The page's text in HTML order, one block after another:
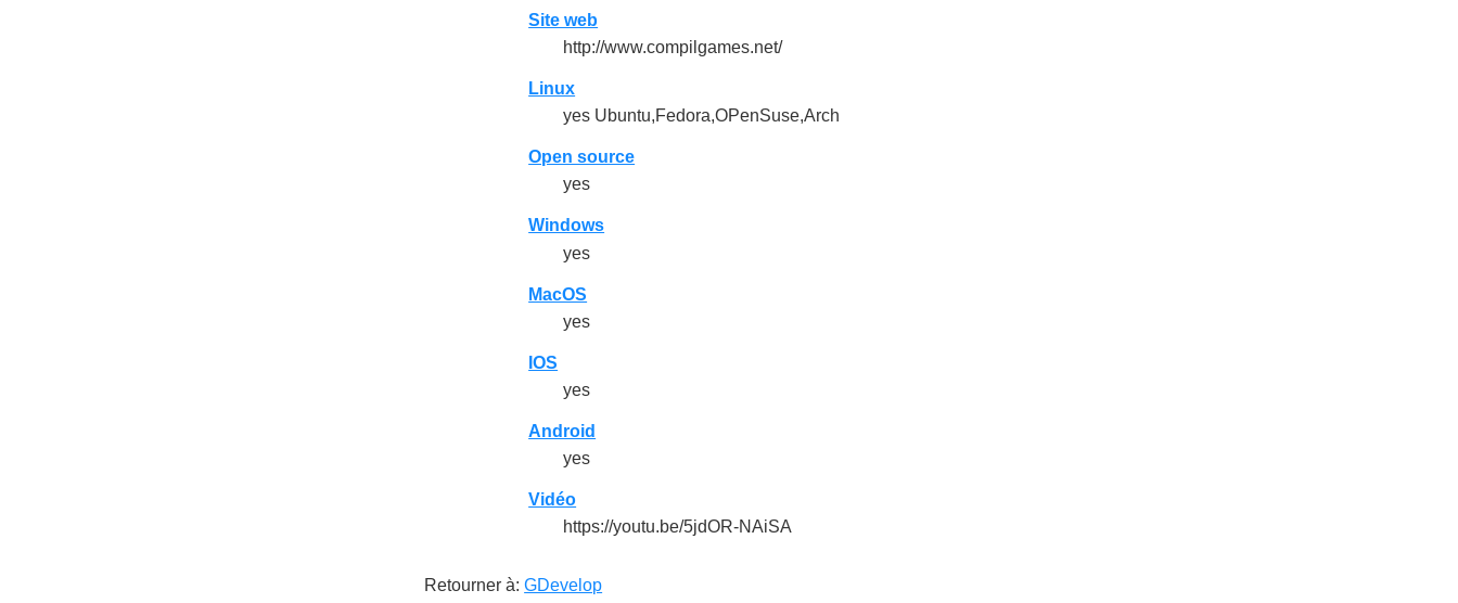
Site web
http://www.compilgames.net/
Linux
yes Ubuntu,Fedora,OPenSuse,Arch
Open source
yes
Windows
yes
MacOS
yes
IOS
yes
Android
yes
Vidéo
https://youtu.be/5jdOR-NAiSA
Retourner à:GDevelop